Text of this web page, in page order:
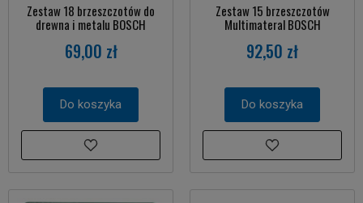
Zestaw 18 brzeszczotów do
drewna i metalu BOSCH
69,00 zł
Do koszyka
Zestaw 15 brzeszczotów
Multimateral BOSCH
92,50 zł
Do koszyka